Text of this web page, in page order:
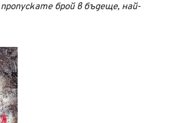
брой в бъдеще, най-